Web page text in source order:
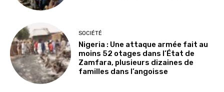
SOCIÉTÉ
Nigeria : Une attaque armée fait au
moins 52 otages dans l’État de
Zamfara, plusieurs dizaines de
familles dans l’angoisse